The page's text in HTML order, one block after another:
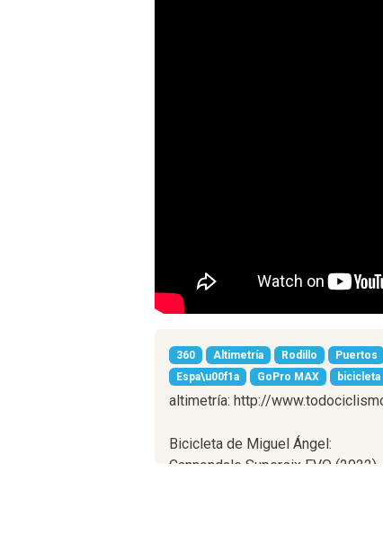
360
Altimetría Rodillo Puertos
Espa\u00f1a
GoPro MAX
altimetría: http://
Bicicleta de Miguel Ángel:
Cannondale Supersix EVO (2022)